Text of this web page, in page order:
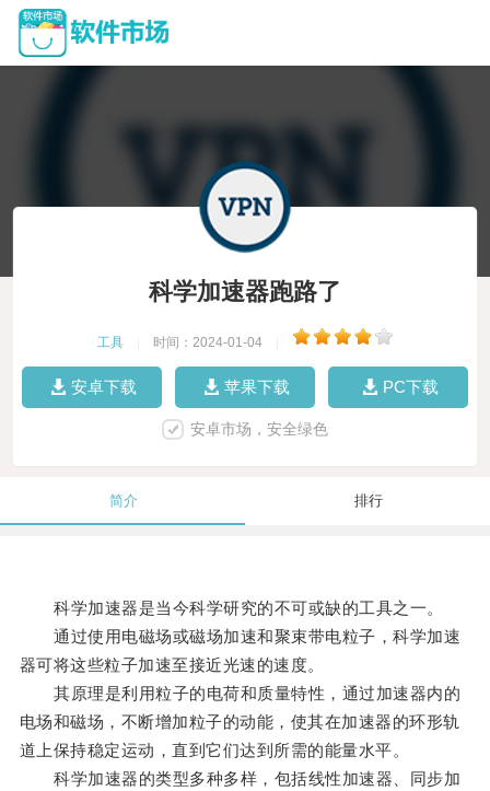
科学加速器跑路了
工具 时间：2024-01-04
安卓下载 苹果下载 PC下载
安卓市场，安全绿色
简介 排行
科学加速器是当今科学研究的不可或缺的工具之一。
通过使用电磁场或磁场加速和聚束带电粒子，科学加速
器可将这些粒子加速至接近光速的速度。
其原理是利用粒子的电荷和质量特性，通过加速器内的
电场和磁场，不断增加粒子的动能，使其在加速器的环形轨
道上保持稳定运动，直到它们达到所需的能量水平。
科学加速器的类型多种多样，包括线性加速器、同步加